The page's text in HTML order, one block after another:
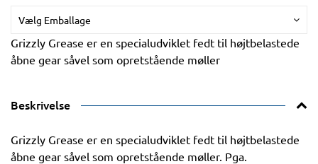
Vælg Emballage
Grizzly Grease er en specialudviklet fedt til højtbelastede
åbne gear såvel som opretstående møller
Beskrivelse
Grizzly Grease er en specialudviklet fedt til højtbelastede
åbne gear såvel som opretstående møller. Pga.